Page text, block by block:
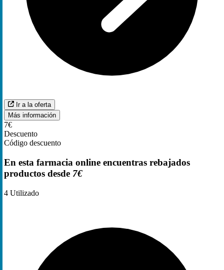
Ir a la oferta
Más información
7€
Descuento
Código descuento
En esta farmacia online encuentras rebajados
productos desde 7€
4 Utilizado